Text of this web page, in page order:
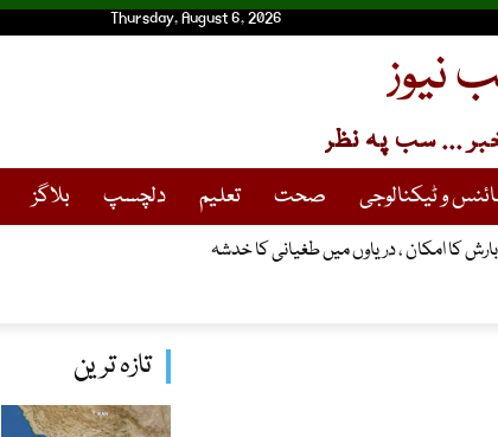
Thursday, August 6, 2026
نیوز
... سب پہ نظر
و ٹیکنالوجی صحت تعلیم دلچسپ بلاگز
تازہ ترین